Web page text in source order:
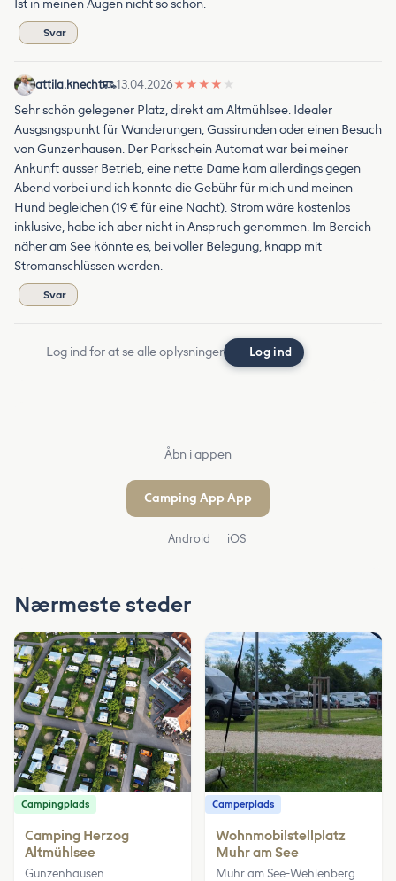
Ist in meinen Augen nicht so schön.
Svar
attila.knecht 13.04.2026★ ★ ★ ★ ★
Sehr schön gelegener Platz, direkt am Altmühlsee. Idealer
Ausgsngspunkt für Wanderungen, Gassirunden oder einen Besuch
von Gunzenhausen. Der Parkschein Automat war bei meiner
Ankunft ausser Betrieb, eine nette Dame kam allerdings gegen
Abend vorbei und ich konnte die Gebühr für mich und meinen
Hund begleichen (19 € für eine Nacht). Strom wäre kostenlos
inklusive, habe ich aber nicht in Anspruch genommen. Im Bereich
näher am See könnte es, bei voller Belegung, knapp mit
Stromanschlüssen werden.
Svar
Log ind for at se alle oplysninger Log ind
Åbn i appen
Camping App App
Android iOS
Nærmeste steder
Campingplads
Camping Herzog
Altmühlsee
Gunzenhausen
Camperplads
Wohnmobilstellplatz
Muhr am See
Muhr am See-Wehlenberg